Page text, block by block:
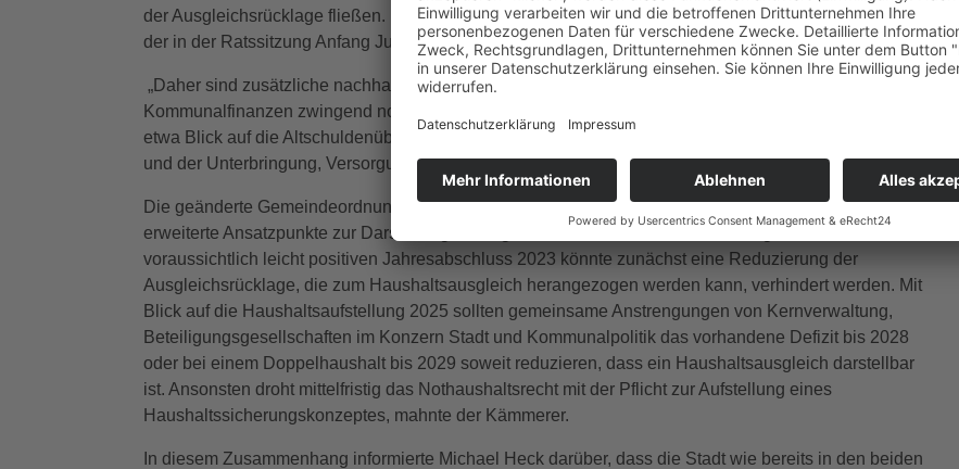
der Ausgleichsrücklage fließen. Nachzulesen ist die negative Entwicklung im Jahresabschluss 2023,
der in der Ratssitzung Anfang Juli eingebracht werden soll.
„Daher sind zusätzliche nachhaltige und strukturelle Maßnahmen zur Verbesserung der
Kommunalfinanzen zwingend notwendig“, so Stadtkämmerer Michael Heck in der Ratssitzung mit
etwa Blick auf die Altschuldenübernahme, die Finanzierung des Ganztagsbetriebes in Grundschulen
und der Unterbringung, Versorgung und Integration von Flüchtlingen.
Die geänderte Gemeindeordnung NRW bietet für die Aufstellung des Haushaltsentwurfs 2025
erweiterte Ansatzpunkte zur Darstellung eines gesetzeskonformen Haushaltsausgleichs. Mit einem
voraussichtlich leicht positiven Jahresabschluss 2023 könnte zunächst eine Reduzierung der
Ausgleichsrücklage, die zum Haushaltsausgleich herangezogen werden kann, verhindert werden. Mit
Blick auf die Haushaltsaufstellung 2025 sollten gemeinsame Anstrengungen von Kernverwaltung,
Beteiligungsgesellschaften im Konzern Stadt und Kommunalpolitik das vorhandene Defizit bis 2028
oder bei einem Doppelhaushalt bis 2029 soweit reduzieren, dass ein Haushaltsausgleich darstellbar
ist. Ansonsten droht mittelfristig das Nothaushaltsrecht mit der Pflicht zur Aufstellung eines
Haushaltssicherungskonzeptes, mahnte der Kämmerer.
In diesem Zusammenhang informierte Michael Heck darüber, dass die Stadt wie bereits in den beiden